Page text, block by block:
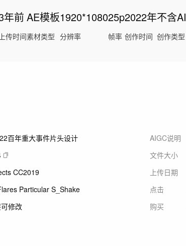
年前
上传时间
AE模板
素材类型
1920*1080
分辨率
25p
帧率
2022年
创作时间
不含AI
创作类型
百年重大事件片头设计
CC2019
Particular S_Shake
修改
AIGC说明
文件大小
上传日期
点击
购买